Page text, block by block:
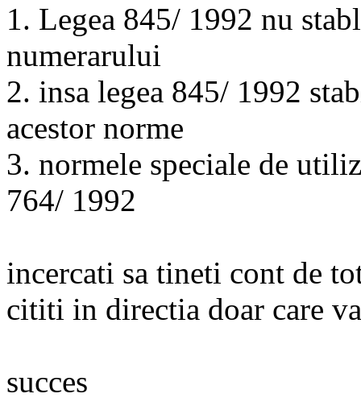
1. Legea 845/ 1992 nu
numerarului
2. insa legea 845/ 1992
acestor norme
3. normele speciale de
764/ 1992
incercati sa tineti cont de
cititi in directia doar care
succes